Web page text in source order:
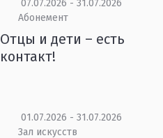
07.07.2026 - 31.07.2026
Абонемент
Отцы и дети – есть
контакт!
01.07.2026 - 31.07.2026
Зал искусств